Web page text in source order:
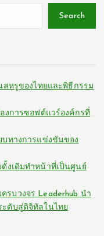
Search
สหรูของไทยและพิธีกรรม
งการซอฟต์แวร์องค์กรที่
บทางการแข่งขันของ
งเดิมทำหน้าที่เป็นศูนย์
รบวงจร Leaderhub นำ
ดับสู่ดิจิทัลในไทย